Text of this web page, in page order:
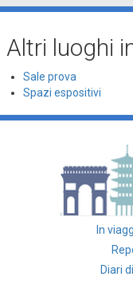
Altri luoghi
Sale prova
Spazi espositivi
In
Diari